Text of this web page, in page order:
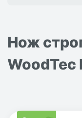
Нож
WoodTec